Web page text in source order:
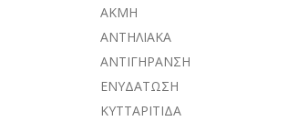
ΑΚΜΗ
ΑΝΤΗΛΙΑΚΑ
ΑΝΤΙΓΗΡΑΝΣΗ
ΕΝΥΔΑΤΩΣΗ
ΚΥΤΤΑΡΙΤΙΔΑ